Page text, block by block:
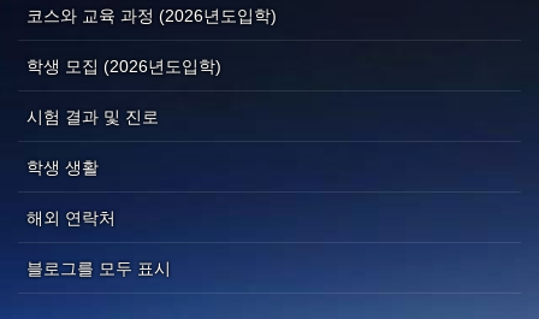
코스와 교육 과정 (2026년도입학)
학생 모집 (2026년도입학)
시험 결과 및 진로
학생 생활
해외 연락처
블로그를 모두 표시